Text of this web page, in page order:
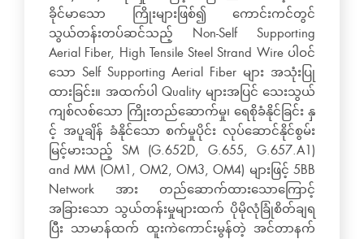
ခိုင်မာသော ကြိုးများဖြစ်၍ ကောင်းကင်တွင်
သွယ်တန်းတပ်ဆင်သည့် Non-Self Supporting
Aerial Fiber, High Tensile Steel Strand Wire ပါဝင်
သော Self Supporting Aerial Fiber များ အသုံးပြု
ထားခြင်း။ အထက်ပါ Quality များအပြင် သေးသွယ်
ကျစ်လစ်သော ကြိုးတည်ဆောက်မှု၊ ရေစိုခံနိုင်ခြင်း နှ
င့် အပူချိန် ခံနိုင်သော စက်မှုပိုင်း လုပ်ဆောင်နိုင်စွမ်း
မြင့်မားသည့် SM (G.652D, G.655, G.657.A1)
and MM (OM1, OM2, OM3, OM4) များဖြင့် 5BB
Network အား တည်ဆောက်ထားသောကြောင့်
အခြားသော သွယ်တန်းမှုများထက် ပိုမိုလုံခြုံစိတ်ချရ
ပြီး သာမာန်ထက် ထူးကဲကောင်းမွန်တဲ့ အင်တာနက်